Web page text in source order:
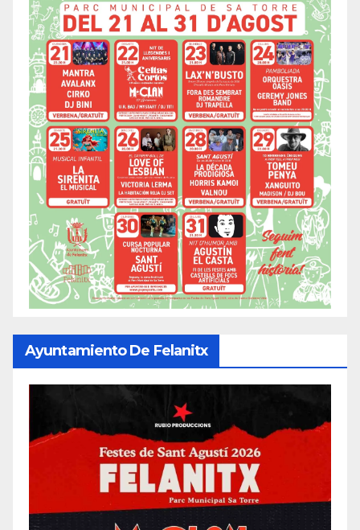
Ayuntamiento De Felanitx